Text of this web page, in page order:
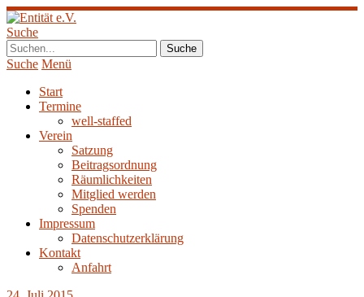
Suche
Suche Menü
Start
Termine
well-staffed
Verein
Satzung
Beitragsordnung
Räumlichkeiten
Mitglied werden
Spenden
Impressum
Datenschutzerklärung
Kontakt
Anfahrt